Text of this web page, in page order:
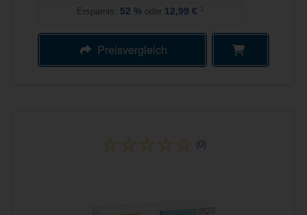
Ersparnis: 52 % oder 12,99 € 1
Preisvergleich
(0)